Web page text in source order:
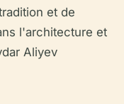
et de
l'architecture et
Aliyev